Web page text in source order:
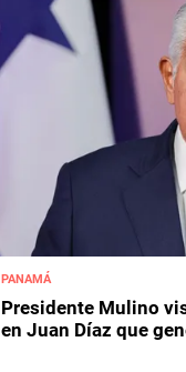
PANAMÁ
Presidente Mulino
en Juan Díaz que